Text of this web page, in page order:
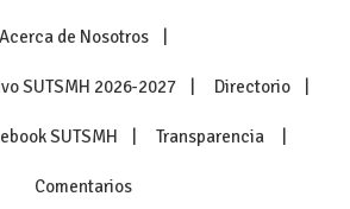
Acerca de Nosotros
SUTSMH 2026-2027 Directorio
SUTSMH Transparencia
Comentarios